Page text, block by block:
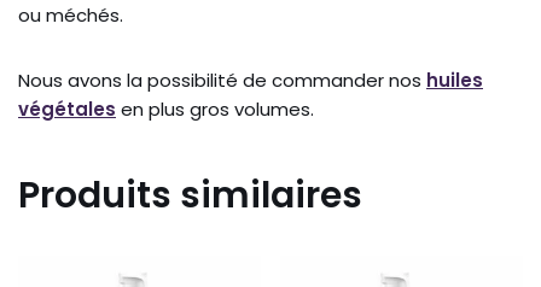
ou méchés.
Nous avons la possibilité de commander nos huiles
végétales en plus gros volumes.
Produits similaires